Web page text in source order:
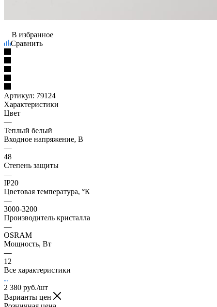
В избранное
Сравнить
Артикул: 79124
Характеристики
Цвет
—
Теплый белый
Входное напряжение, В
—
48
Степень защиты
—
IP20
Цветовая температура, °К
—
3000-3200
Производитель кристалла
—
OSRAM
Мощность, Вт
—
12
Все характеристики
2 380 руб./шт
Варианты цен